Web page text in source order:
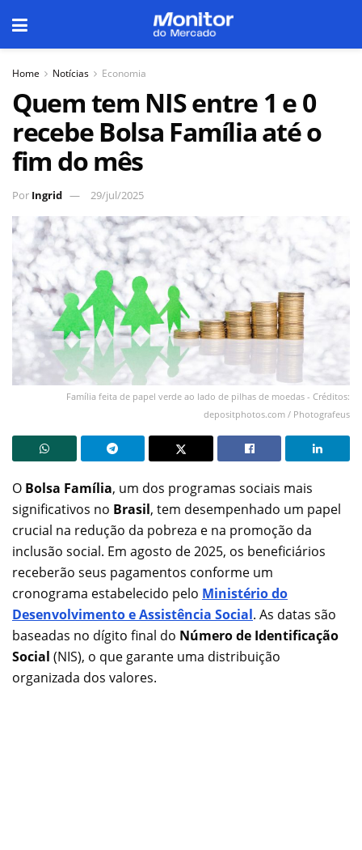
Home Notícias Economia
Quem tem NIS entre 1 e 0
recebe Bolsa Família até o
fim do mês
Por Ingrid 29/jul/2025
Família feita de papel verde ao lado de pilhas de moedas - Créditos:
depositphotos.com / Photografeus
O Bolsa Família, um dos programas sociais mais
significativos no Brasil, tem desempenhado um papel
crucial na redução da pobreza e na promoção da
inclusão social. Em agosto de 2025, os beneficiários
receberão seus pagamentos conforme um
cronograma estabelecido pelo Ministério do
Desenvolvimento e Assistência Social. As datas são
baseadas no dígito final do Número de Identificação
Social (NIS), o que garante uma distribuição
organizada dos valores.